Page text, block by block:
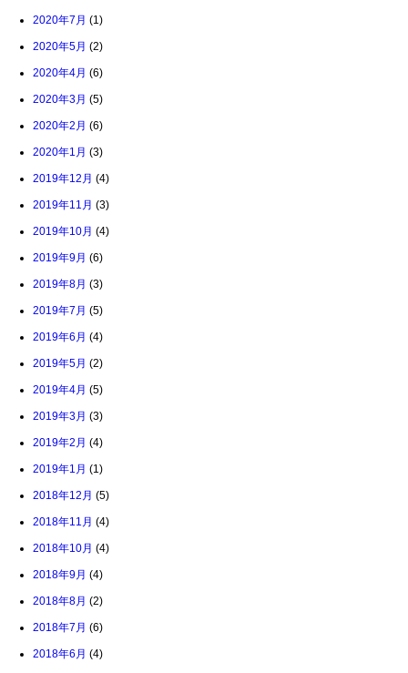
2020年7月 (1)
2020年5月 (2)
2020年4月 (6)
2020年3月 (5)
2020年2月 (6)
2020年1月 (3)
2019年12月 (4)
2019年11月 (3)
2019年10月 (4)
2019年9月 (6)
2019年8月 (3)
2019年7月 (5)
2019年6月 (4)
2019年5月 (2)
2019年4月 (5)
2019年3月 (3)
2019年2月 (4)
2019年1月 (1)
2018年12月 (5)
2018年11月 (4)
2018年10月 (4)
2018年9月 (4)
2018年8月 (2)
2018年7月 (6)
2018年6月 (4)